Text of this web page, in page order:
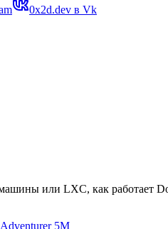
0x2d.dev в Vk
или LXC, как работает